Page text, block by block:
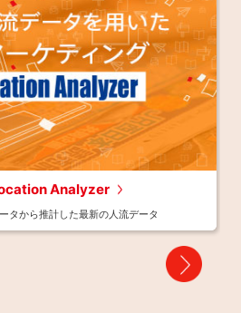
Analyzer
タから推計した最新の人流データ